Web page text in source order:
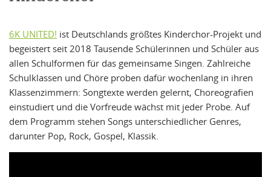
6K UNITED! ist Deutschlands größtes Kinderchor-Projekt und
begeistert seit 2018 Tausende Schülerinnen und Schüler aus
allen Schulformen für das gemeinsame Singen. Zahlreiche
Schulklassen und Chöre proben dafür wochenlang in ihren
Klassenzimmern: Songtexte werden gelernt, Choreografien
einstudiert und die Vorfreude wächst mit jeder Probe. Auf
dem Programm stehen Songs unterschiedlicher Genres,
darunter Pop, Rock, Gospel, Klassik.